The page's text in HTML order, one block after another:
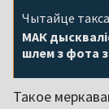
Чытайце
МАК
шлем з фота
Такое